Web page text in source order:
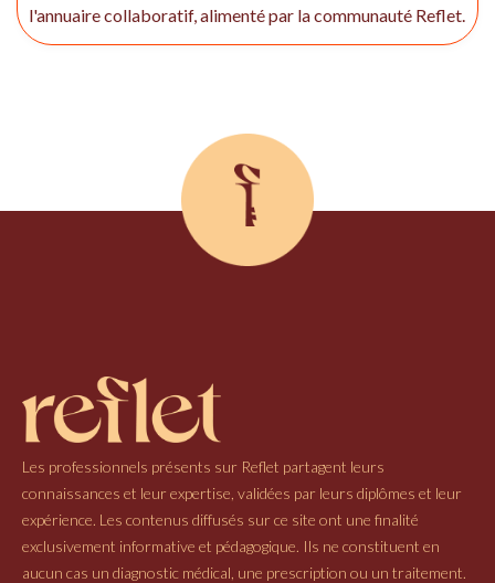
l'annuaire collaboratif, alimenté par la communauté Reflet.
Les professionnels présents sur Reflet partagent leurs
connaissances et leur expertise, validées par leurs diplômes et leur
expérience. Les contenus diffusés sur ce site ont une finalité
exclusivement informative et pédagogique. Ils ne constituent en
aucun cas un diagnostic médical, une prescription ou un traitement.